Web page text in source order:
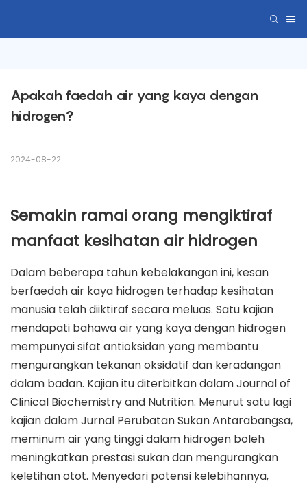
Apakah faedah air yang kaya dengan
hidrogen?
2024-08-22
Semakin ramai orang mengiktiraf
manfaat kesihatan air hidrogen
Dalam beberapa tahun kebelakangan ini, kesan
berfaedah air kaya hidrogen terhadap kesihatan
manusia telah diiktiraf secara meluas. Satu kajian
mendapati bahawa air yang kaya dengan hidrogen
mempunyai sifat antioksidan yang membantu
mengurangkan tekanan oksidatif dan keradangan
dalam badan. Kajian itu diterbitkan dalam Journal of
Clinical Biochemistry and Nutrition. Menurut satu lagi
kajian dalam Jurnal Perubatan Sukan Antarabangsa,
meminum air yang tinggi dalam hidrogen boleh
meningkatkan prestasi sukan dan mengurangkan
keletihan otot. Menyedari potensi kelebihannya,